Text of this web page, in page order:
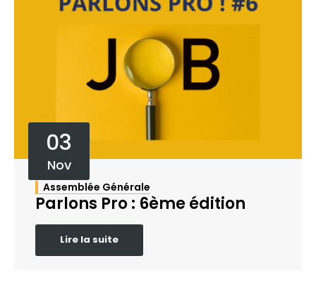
03
Nov
Assemblée Générale
Parlons Pro : 6ème édition
Lire la suite